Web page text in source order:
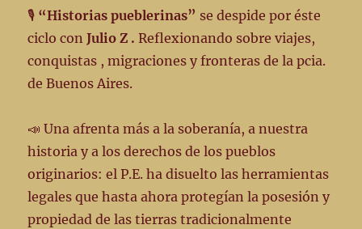
🎙️ “Historias pueblerinas” se despide por éste
ciclo con Julio Z . Reflexionando sobre viajes,
conquistas , migraciones y fronteras de la pcia.
de Buenos Aires.
📣 Una afrenta más a la soberanía, a nuestra
historia y a los derechos de los pueblos
originarios: el P.E. ha disuelto las herramientas
legales que hasta ahora protegían la posesión y
propiedad de las tierras tradicionalmente